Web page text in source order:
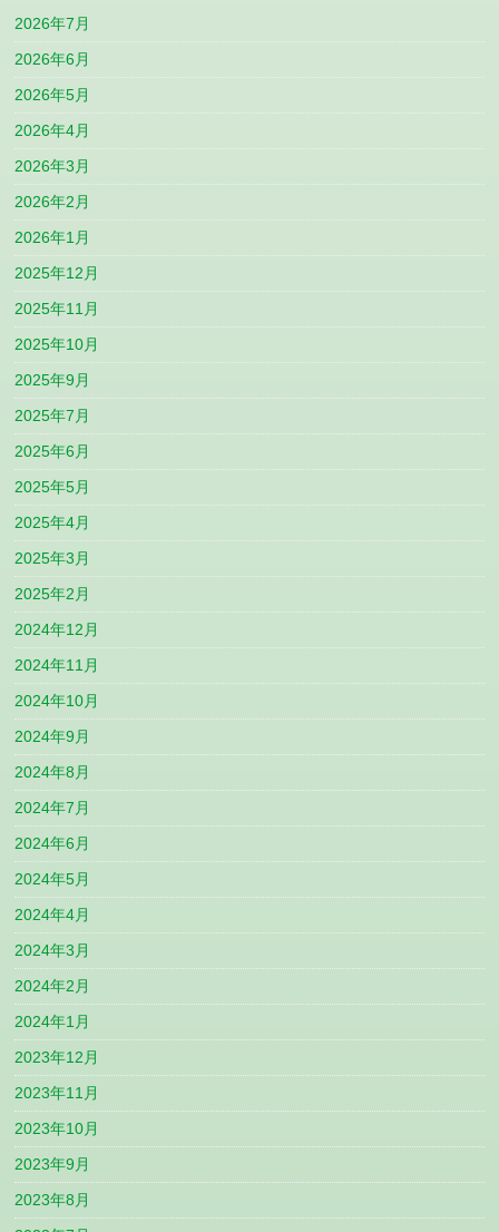
2026年7月
2026年6月
2026年5月
2026年4月
2026年3月
2026年2月
2026年1月
2025年12月
2025年11月
2025年10月
2025年9月
2025年7月
2025年6月
2025年5月
2025年4月
2025年3月
2025年2月
2024年12月
2024年11月
2024年10月
2024年9月
2024年8月
2024年7月
2024年6月
2024年5月
2024年4月
2024年3月
2024年2月
2024年1月
2023年12月
2023年11月
2023年10月
2023年9月
2023年8月